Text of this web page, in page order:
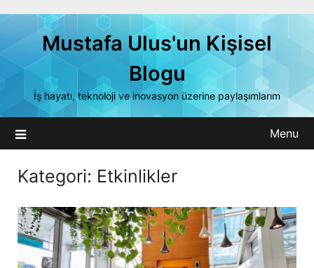
Mustafa Ulus'un Kişisel
Blogu
İş hayatı, teknoloji ve inovasyon üzerine paylaşımlarım
Menu
Kategori: Etkinlikler